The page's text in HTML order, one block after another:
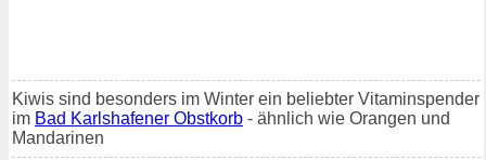
Kiwis sind besonders im Winter ein beliebter Vitaminspender
im Bad Karlshafener Obstkorb - ähnlich wie Orangen und
Mandarinen